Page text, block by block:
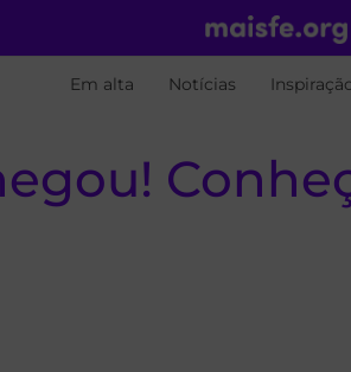
Em alta Notícias